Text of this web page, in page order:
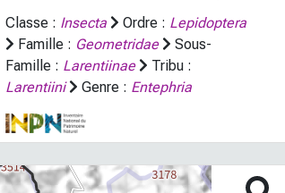
Classe : Insecta Ordre : Lepidoptera
Famille : Geometridae
Sous-
Famille : Larentiinae
Tribu :
Larentiini
Genre : Entephria